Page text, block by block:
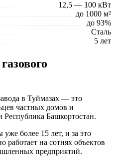
12,5 — 100 кВт
до 1000 м²
до 93%
Сталь
5 лет
в Туймазах — это
частных домов и
Республика Башкортостан.
более 15 лет, и за это
на сотнях объектов
предприятий.